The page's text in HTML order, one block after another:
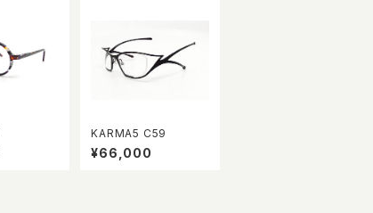
KARMA5 C59
¥66,000